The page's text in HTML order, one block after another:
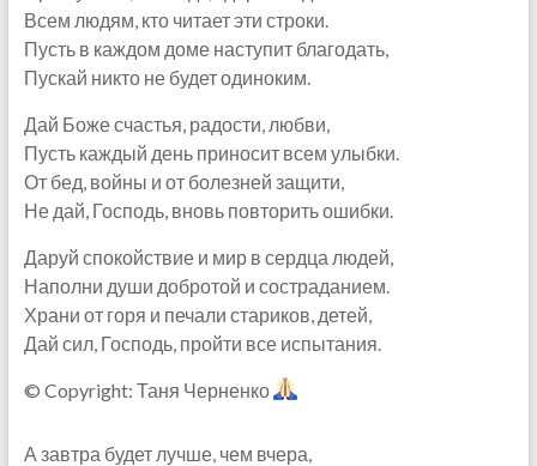
Всем людям, кто читает эти строки.
Пусть в каждом доме наступит благодать,
Пускай никто не будет одиноким.
Дай Боже счастья, радости, любви,
Пусть каждый день приносит всем улыбки.
От бед, войны и от болезней защити,
Не дай, Господь, вновь повторить ошибки.
Даруй спокойствие и мир в сердца людей,
Наполни души добротой и состраданием.
Храни от горя и печали стариков, детей,
Дай сил, Господь, пройти все испытания.
© Copyright: Таня Черненко
А завтра будет лучше, чем вчера,